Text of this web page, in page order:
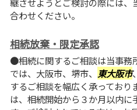
合わせください。
相続放棄・限定承認
●相続に関するご相談は当事務
では、大阪市、堺市、 東大阪市
するご相談を幅広く承っており
は、相続開始から３か月以内に